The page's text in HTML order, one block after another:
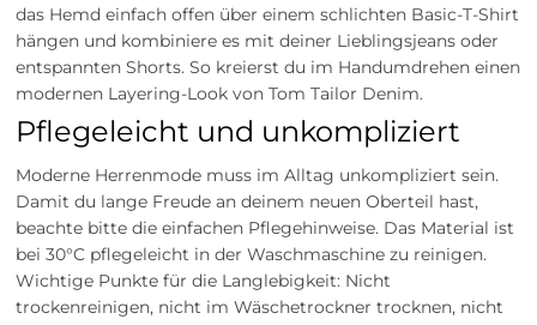
das Hemd einfach offen über einem schlichten Basic-T-Shirt
hängen und kombiniere es mit deiner Lieblingsjeans oder
entspannten Shorts. So kreierst du im Handumdrehen einen
modernen Layering-Look von Tom Tailor Denim.
Pflegeleicht und unkompliziert
Moderne Herrenmode muss im Alltag unkompliziert sein.
Damit du lange Freude an deinem neuen Oberteil hast,
beachte bitte die einfachen Pflegehinweise. Das Material ist
bei 30°C pflegeleicht in der Waschmaschine zu reinigen.
Wichtige Punkte für die Langlebigkeit: Nicht
trockenreinigen, nicht im Wäschetrockner trocknen, nicht